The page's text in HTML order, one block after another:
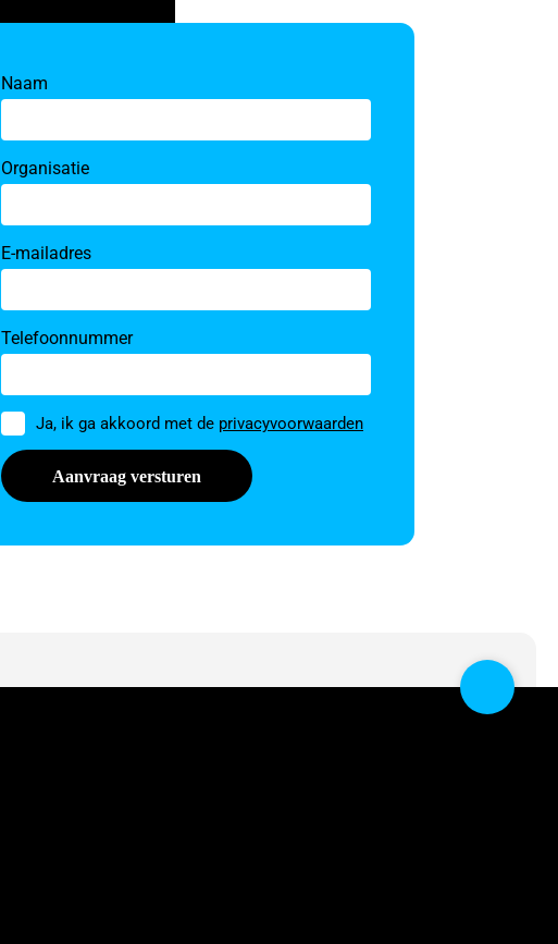
Naam
Organisatie
E-mailadres
Telefoonnummer
Toestemming
Ja, ik ga akkoord met de privacyvoorwaarden